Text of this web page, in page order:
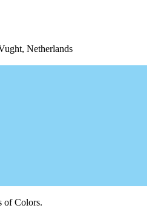
Netherlands
of Colors.